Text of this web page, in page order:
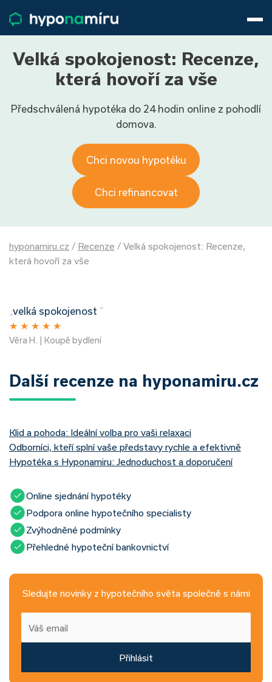
Životní pojištění
Pojištění nemovitosti
Články
800 688 388
9−16 hod.
Velká spokojenost: Recenze,
která hovoří za vše
Předschválená hypotéka do 24 hodin online z pohodlí
domova.
Chci novou hypotéku
Chci refinancovat
hyponamiru.cz / Recenze / Velká spokojenost: Recenze,
která hovoří za vše
„velká spokojenost ”
★ ★ ★ ★ ★
Věra H. | Koupě bydlení
Další recenze na hyponamiru.cz
Klid a pohoda: Ideální volba pro vaši relaxaci
Odborníci, kteří splní vaše představy rychle a efektivně
Hypotéka s Hyponamiru: Jednoduchost a doporučení
Online sjednání hypotéky
Podpora online hypotečního specialisty
Zvýhodněné podmínky
Přehledné hypoteční bankovnictví
Sledujte novinky z hypotečního světa společně s námi
Přihlásit